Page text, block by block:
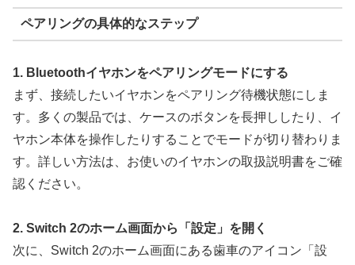
ペアリングの具体的なステップ
1. Bluetoothイヤホンをペアリングモードにする
まず、接続したいイヤホンをペアリング待機状態にしま
す。多くの製品では、ケースのボタンを長押ししたり、イ
ヤホン本体を操作したりすることでモードが切り替わりま
す。詳しい方法は、お使いのイヤホンの取扱説明書をご確
認ください。
2. Switch 2のホーム画面から「設定」を開く
次に、Switch 2のホーム画面にある歯車のアイコン「設